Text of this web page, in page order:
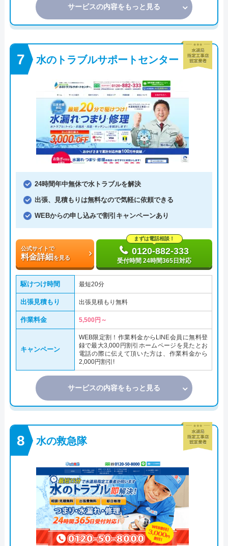
サービスの内容をもっと見る
水のトラブルサポートセンター
24時間年中無休で水トラブルを解決
出張、見積もりは無料なので気軽に依頼できる
WEBからの申し込みで割引キャンペーンあり
公式サイトで
料金詳細を見る
まずは電話相談！
0120-882-333
受付時間 24時間365日対応
駆けつけ時間 最短20分
出張見積もり 出張見積もり無料
作業料金 5,500円～
キャンペーン
WEB限定割！作業料金からLINE会員に無料登
録で最大3,000円割引ホームページを見たとお
電話の際に伝えて頂いた方は、作業料金から
2,000円割引!
サービスの内容をもっと見る
水の救急隊